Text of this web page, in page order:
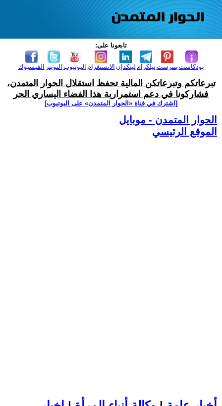
تابعونا على:
الفيسبوك التويتر اليوتيوب الانستغرام لينكدإن تيلكرامبنترست بودكاست
تبرعاتكم وتبرعاتكن المالية تحفظ استقلال الحوار المتمدن،
فشاركونا في دعم استمرارية هذا الفضاء اليساري الحر
[اشترك في قناة ‫«الحوار المتمدن» على اليوتيوب]
الحوار المتمدن - موبايل
الموقع الرئيسي